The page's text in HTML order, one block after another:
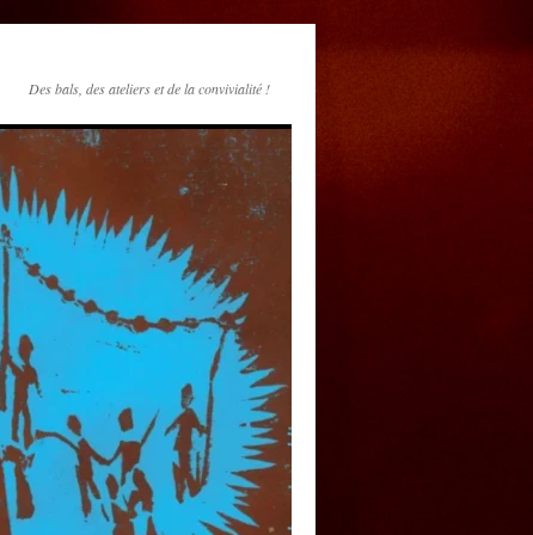
Des bals, des ateliers et de la convivialité !